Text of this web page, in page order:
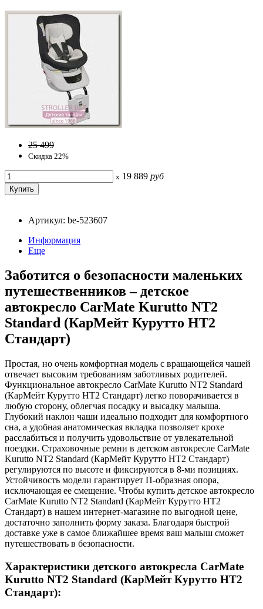
25 499
Скидка 22%
x 19 889 руб
Артикул: be-523607
Информация
Еще
Заботится о безопасности маленьких
путешественников – детское
автокресло CarMate Kurutto NT2
Standard (КарМейт Курутто НТ2
Стандарт)
Простая, но очень комфортная модель с вращающейся чашей
отвечает высоким требованиям заботливых родителей.
Функциональное автокресло CarMate Kurutto NT2 Standard
(КарМейт Курутто НТ2 Стандарт) легко поворачивается в
любую сторону, облегчая посадку и высадку малыша.
Глубокий наклон чаши идеально подходит для комфортного
сна, а удобная анатомическая вкладка позволяет крохе
расслабиться и получить удовольствие от увлекательной
поездки. Страховочные ремни в детском автокресле CarMate
Kurutto NT2 Standard (КарМейт Курутто НТ2 Стандарт)
регулируются по высоте и фиксируются в 8-ми позициях.
Устойчивость модели гарантирует П-образная опора,
исключающая ее смещение. Чтобы купить детское автокресло
CarMate Kurutto NT2 Standard (КарМейт Курутто НТ2
Стандарт) в нашем интернет-магазине по выгодной цене,
достаточно заполнить форму заказа. Благодаря быстрой
доставке уже в самое ближайшее время ваш малыш сможет
путешествовать в безопасности.
Характеристики детского автокресла CarMate
Kurutto NT2 Standard (КарМейт Курутто НТ2
Стандарт):